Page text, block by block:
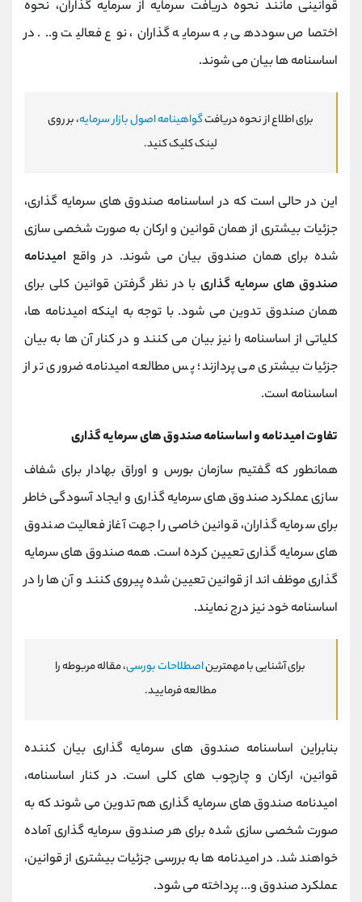
قوانینی مانند نحوه دریافت سرمایه از سرمایه گذاران، نحوه
اختصاص سوددهی به سرمایه گذاران، نوع فعالیت و... در
اساسنامه ها بیان می شوند.
برای اطلاع از نحوه دریافتگواهینامه اصول بازار سرمایه، بر روی
لینک کلیک کنید.
این در حالی است که در اساسنامه صندوق های سرمایه گذاری،
جزئیات بیشتری از همان قوانین و ارکان به صورت شخصی سازی
شده برای همان صندوق بیان می شوند. در واقع امیدنامه
صندوق های سرمایه گذاریبا در نظر گرفتن قوانین کلی برای
همان صندوق تدوین می شود. با توجه به اینکه امیدنامه ها،
کلیاتی از اساسنامه را نیز بیان می کنند و در کنار آن ها به بیان
جزئیات بیشتری می پردازند؛ پس مطالعه امیدنامه ضروری تر از
اساسنامه است.
تفاوت امیدنامه و اساسنامه صندوق های سرمایه گذاری
همانطور که گفتیم سازمان بورس و اوراق بهادار برای شفاف
سازی عملکرد صندوق های سرمایه گذاری و ایجاد آسودگی خاطر
برای سرمایه گذاران، قوانین خاصی را جهت آغاز فعالیت صندوق
های سرمایه گذاری تعیین کرده است. همه صندوق های سرمایه
گذاری موظف اند از قوانین تعیین شده پیروی کنند و آن ها را در
اساسنامه خود نیز درج نمایند.
برای آشنایی با مهمتریناصطلاحات بورسی، مقاله مربوطه را
مطالعه فرمایید.
بنابراین اساسنامه صندوق های سرمایه گذاری بیان کننده
قوانین، ارکان و چارچوب های کلی است. در کنار اساسنامه،
امیدنامه صندوق های سرمایه گذاری هم تدوین می شوند که به
صورت شخصی سازی شده برای هر صندوق سرمایه گذاری آماده
خواهند شد. در امیدنامه ها به بررسی جزئیات بیشتری از قوانین،
عملکرد صندوق و... پرداخته می شود.